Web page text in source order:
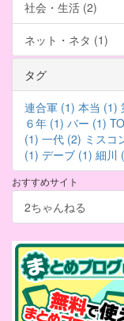
社会・生活 (2)
ネット・ネタ (1)
タグ
連合軍 (1) 本当 (1)
６年 (1) バー (1)
(1) 一代 (2) ミスコ
(1) デーブ (1) 細川
おすすめサイト
2ちゃんねる